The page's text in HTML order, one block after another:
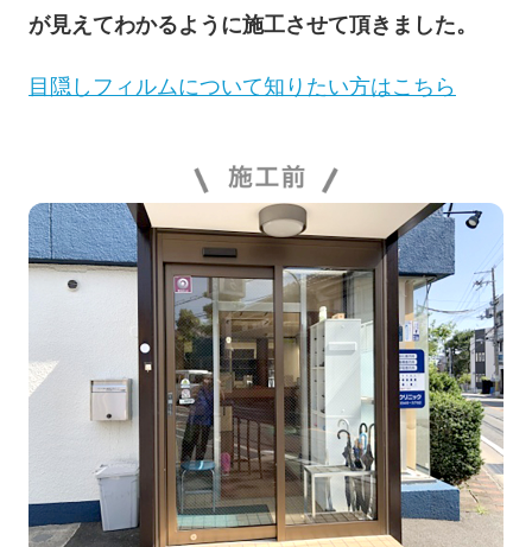
料金の目安
よくある質問
が見えてわかるように施工させて頂きました。
目隠しフィルムについて知りたい方はこちら